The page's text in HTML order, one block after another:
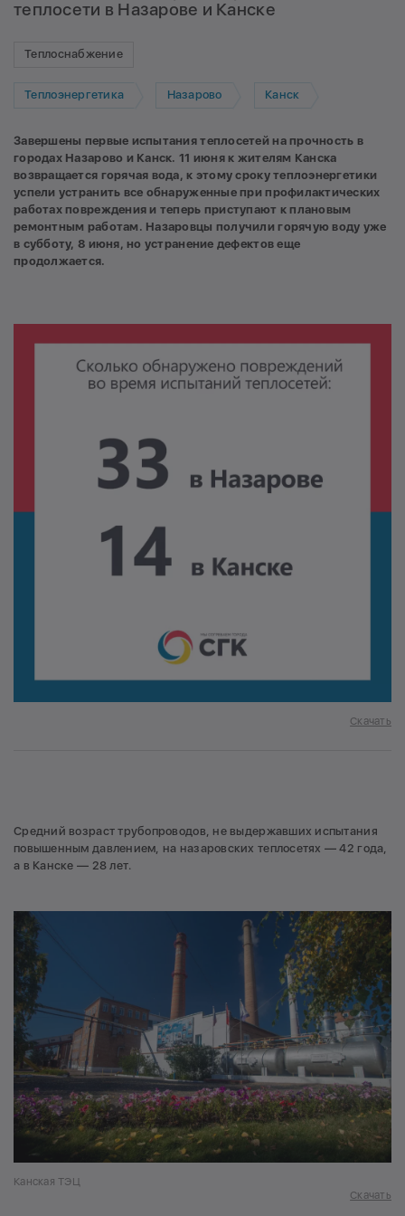
теплосети в Назарове и Канске
Теплоснабжение
Теплоэнергетика Назарово Канск
Завершены первые испытания теплосетей на прочность в
городах Назарово и Канск. 11 июня к жителям Канска
возвращается горячая вода, к этому сроку теплоэнергетики
успели устранить все обнаруженные при профилактических
работах повреждения и теперь приступают к плановым
ремонтным работам. Назаровцы получили горячую воду уже
в субботу, 8 июня, но устранение дефектов еще
продолжается.
Скачать
Средний возраст трубопроводов, не выдержавших испытания
повышенным давлением, на назаровских теплосетях — 42 года,
а в Канске — 28 лет.
Канская ТЭЦ
Скачать